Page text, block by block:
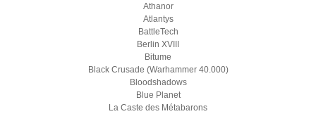
Athanor
Atlantys
BattleTech
Berlin XVIII
Bitume
Black Crusade (Warhammer 40.000)
Bloodshadows
Blue Planet
La Caste des Métabarons